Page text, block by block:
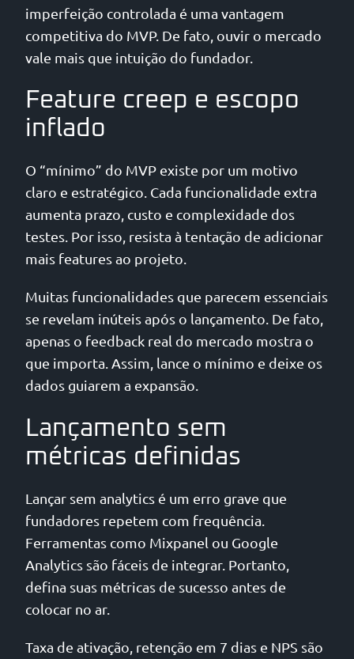
imperfeição controlada é uma vantagem
competitiva do MVP. De fato, ouvir o mercado
vale mais que intuição do fundador.
Feature creep e escopo
inflado
O “mínimo” do MVP existe por um motivo
claro e estratégico. Cada funcionalidade extra
aumenta prazo, custo e complexidade dos
testes. Por isso, resista à tentação de adicionar
mais features ao projeto.
Muitas funcionalidades que parecem essenciais
se revelam inúteis após o lançamento. De fato,
apenas o feedback real do mercado mostra o
que importa. Assim, lance o mínimo e deixe os
dados guiarem a expansão.
Lançamento sem
métricas definidas
Lançar sem analytics é um erro grave que
fundadores repetem com frequência.
Ferramentas como Mixpanel ou Google
Analytics são fáceis de integrar. Portanto,
defina suas métricas de sucesso antes de
colocar no ar.
Taxa de ativação, retenção em 7 dias e NPS são